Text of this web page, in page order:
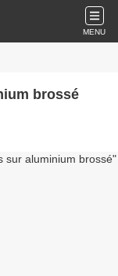
MENU
brossé